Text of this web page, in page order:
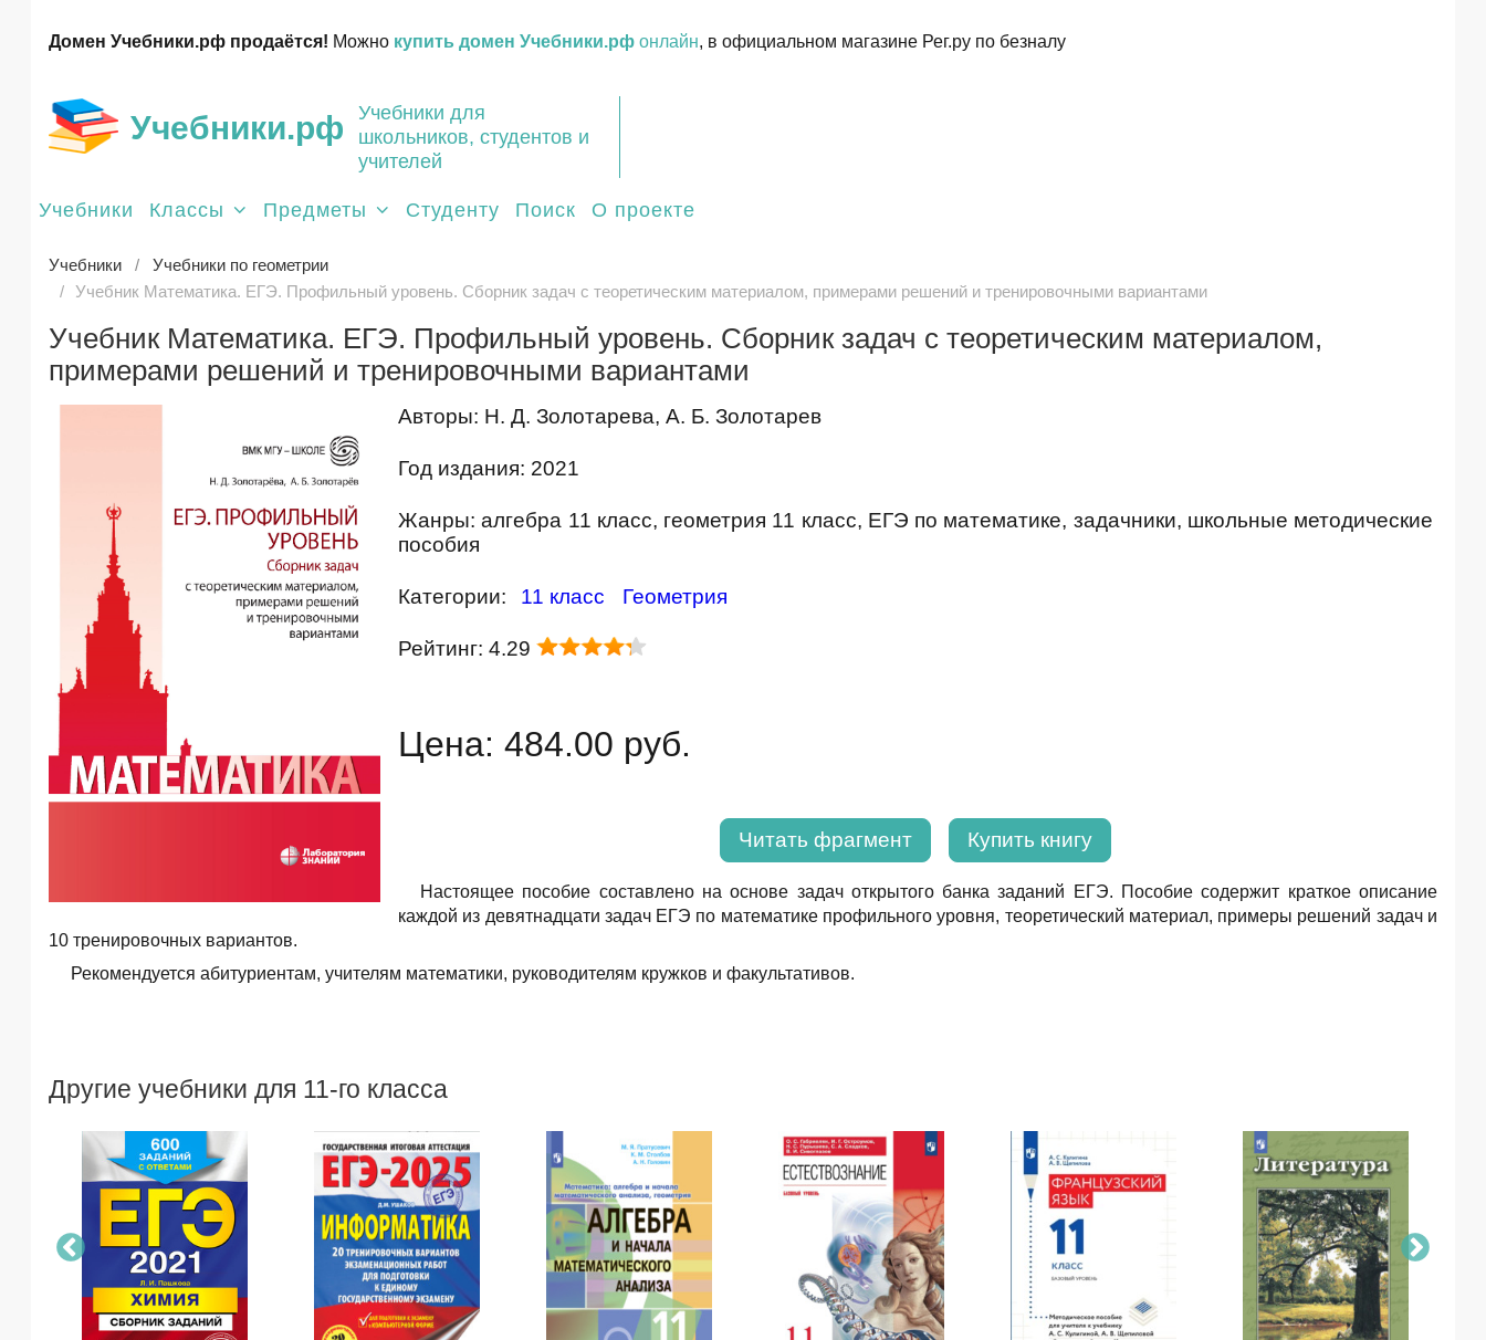
Домен Учебники.рф продаётся! Можно купить домен Учебники.рф онлайн, в официальном магазине Рег.ру по безналу
Учебники.рф
Учебники для
школьников, студентов и
учителей
Учебники Классы Предметы Студенту Поиск О проекте
Учебники
Учебники по геометрии
Учебник Математика. ЕГЭ. Профильный уровень. Сборник задач с теоретическим материалом, примерами решений и тренировочными вариантами
Учебник Математика. ЕГЭ. Профильный уровень. Сборник задач с теоретическим материалом,
примерами решений и тренировочными вариантами
Авторы: Н. Д. Золотарева, А. Б. Золотарев
Год издания: 2021
Жанры: алгебра 11 класс, геометрия 11 класс, ЕГЭ по математике, задачники, школьные методические
пособия
Категории: 11 класс Геометрия
Рейтинг: 4.29
Цена: 484.00 руб.
Читать фрагмент Купить книгу
Настоящее пособие составлено на основе задач открытого банка заданий ЕГЭ. Пособие содержит краткое описание
каждой из девятнадцати задач ЕГЭ по математике профильного уровня, теоретический материал, примеры решений задач и
10 тренировочных вариантов.
Рекомендуется абитуриентам, учителям математики, руководителям кружков и факультативов.
Другие учебники для 11-го класса